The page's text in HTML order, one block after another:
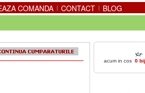
COMANDA | CONTACT | BLOG
acum in cos 0